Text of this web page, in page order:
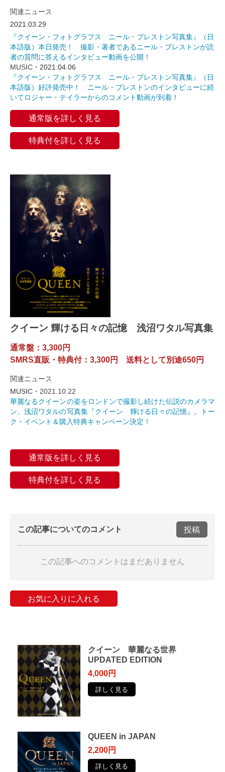
関連ニュース
2021.03.29
『クイーン・フォトグラフス ニール・プレストン写真集』（日
本語版）本日発売！ 撮影・著者であるニール・プレストンが読
者の質問に答えるインタビュー動画を公開！
MUSIC ・2021.04.06
『クイーン・フォトグラフス ニール・プレストン写真集』（日
本語版）好評発売中！ ニール・プレストンのインタビューに続
いてロジャー・テイラーからのコメント動画が到着！
通常版を詳しく見る
特典付を詳しく見る
クイーン 輝ける日々の記憶 浅沼ワタル写真集
通常盤：3,300円
SMRS直販・特典付：3,300円 送料として別途650円
関連ニュース
MUSIC・ 2021.10.22
華麗なるクイーンの姿をロンドンで撮影し続けた伝説のカメラマ
ン、浅沼ワタルの写真集『クイーン 輝ける日々の記憶』。トー
ク・イベント＆購入特典キャンペーン決定！
通常版を詳しく見る
特典付を詳しく見る
この記事についてのコメント 投稿
この記事へのコメントはまだありません
お気に入りに入れる
クイーン 華麗なる世界
UPDATED EDITION
4,000円
詳しく見る
QUEEN in JAPAN
2,200円
詳しく見る